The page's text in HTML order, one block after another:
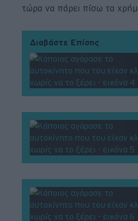
τώρα να πάρει πίσω τα
Διαβάστε Επίσης